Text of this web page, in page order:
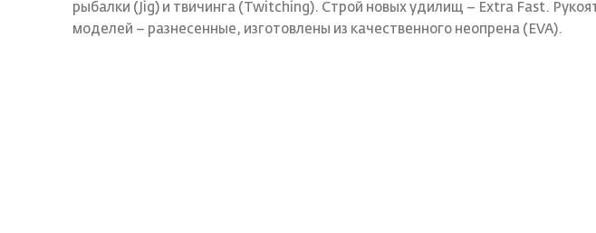
рыбалки (Jig) и твичинга (Twitching). Строй новых удилищ – Extra Fast.
моделей – разнесенные, изготовлены из качественного неопрена (EVA).